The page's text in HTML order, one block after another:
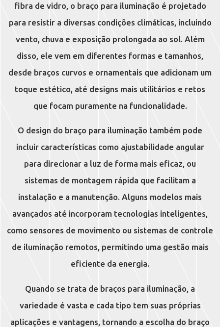
fibra de vidro, o braço para iluminação é projetado
para resistir a diversas condições climáticas, incluindo
vento, chuva e exposição prolongada ao sol. Além
disso, ele vem em diferentes formas e tamanhos,
desde braços curvos e ornamentais que adicionam um
toque estético, até designs mais utilitários e retos
que focam puramente na funcionalidade.
O design do braço para iluminação também pode
incluir características como ajustabilidade angular
para direcionar a luz de forma mais eficaz, ou
sistemas de montagem rápida que facilitam a
instalação e a manutenção. Alguns modelos mais
avançados até incorporam tecnologias inteligentes,
como sensores de movimento ou sistemas de controle
de iluminação remotos, permitindo uma gestão mais
eficiente da energia.
Quando se trata de braços para iluminação, a
variedade é vasta e cada tipo tem suas próprias
aplicações e vantagens, tornando a escolha do braço